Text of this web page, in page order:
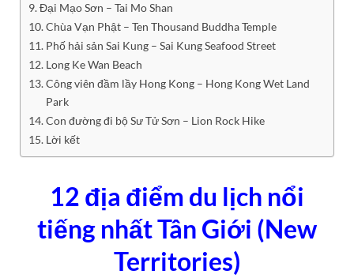
Đại Mạo Sơn – Tai Mo Shan
Chùa Vạn Phật – Ten Thousand Buddha Temple
Phố hải sản Sai Kung – Sai Kung Seafood Street
Long Ke Wan Beach
Công viên đầm lầy Hong Kong – Hong Kong Wet Land
Park
Con đường đi bộ Sư Tử Sơn – Lion Rock Hike
Lời kết
12 địa điểm du lịch nổi
tiếng nhất Tân Giới (New
Territories)